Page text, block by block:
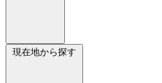
現在地から探す